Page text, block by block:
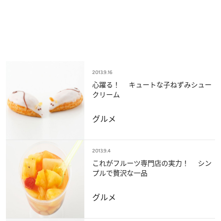
2013.9.16
心躍る！ キュートな子ねずみシュー
クリーム
グルメ
2013.9.4
これがフルーツ専門店の実力！ シン
プルで贅沢な一品
グルメ